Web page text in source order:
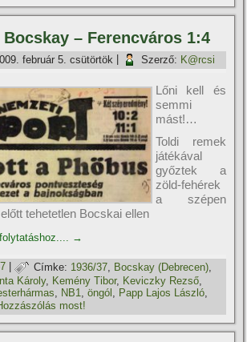
Bocskay – Ferencváros 1:4
február 5. csütörtök Szerző: K@rcsi
Lőni kell és
semmi
mást!…
Toldi remek
játékával
győztek a
zöld-fehérek
a szépen
tehetetlen Bocskai ellen
→
| Címke: 1936/37 Bocskay (Debrecen)
Károly, Kemény Tibor, Keviczky Rezső,
, NB1,öngól , Papp Lajos László,
most!